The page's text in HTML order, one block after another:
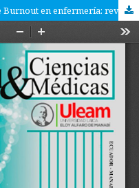
Factores causales del Síndrome de Burnout en enfermería: revisión bibliográfica